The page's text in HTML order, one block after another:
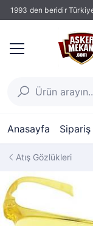
1993 den beridir
Anasayfa
Atış Gözlükleri